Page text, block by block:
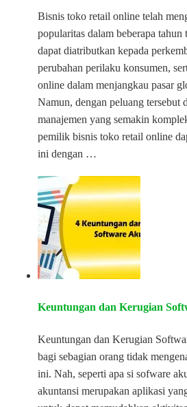
Bisnis toko retail online telah
popularitas dalam beberapa
dapat diatributkan kepada
perubahan perilaku konsumen,
online dalam menjangkau pasar
Namun, dengan peluang tersebut
manajemen yang semakin
pemilik bisnis toko retail online
ini dengan …
Keuntungan dan Kerugian
Keuntungan dan Kerugian
bagi sebagian orang tidak
ini. Nah, seperti apa si sofware
akuntansi merupakan aplikasi